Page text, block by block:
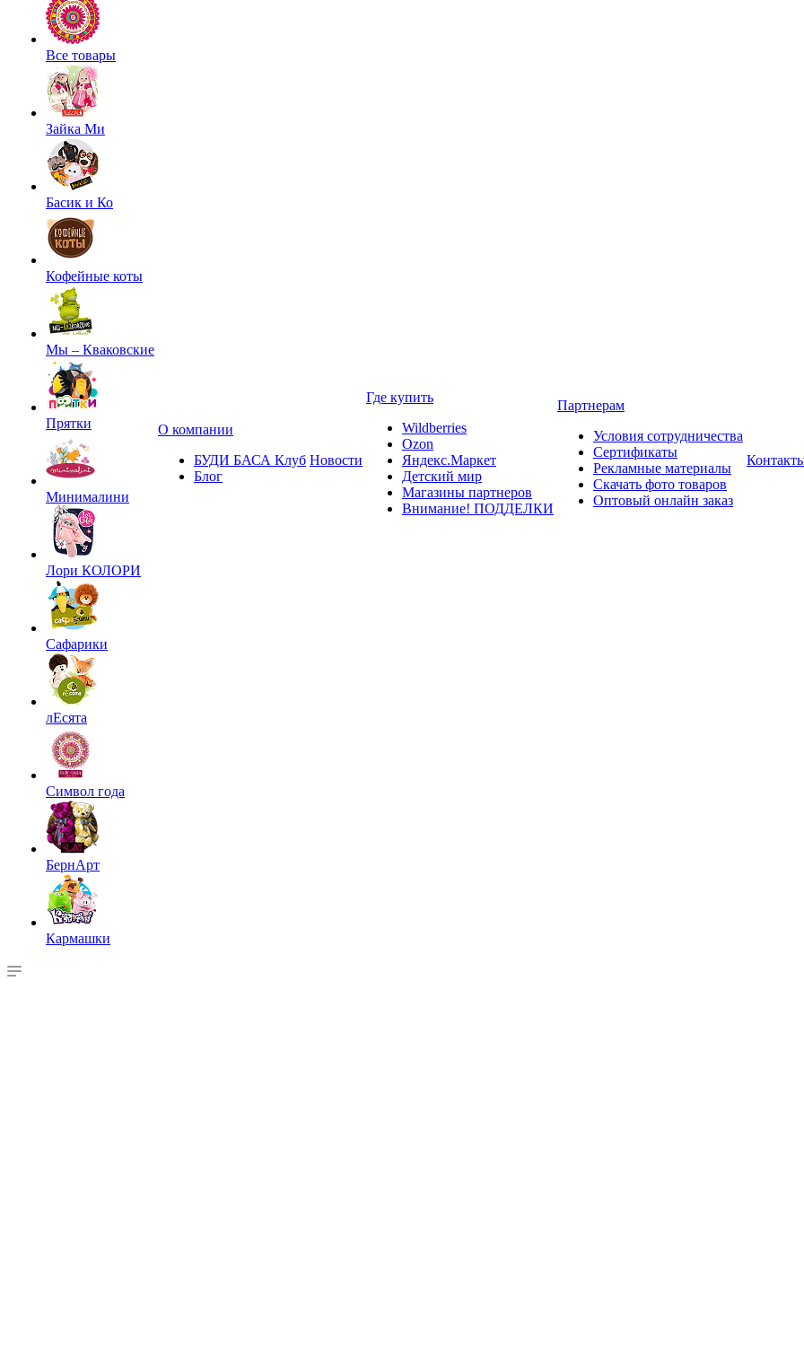
Все товары
Зайка Ми
Басик и Ко
Кофейные коты
Мы – Кваковские
Прятки
Минималини
Лори КОЛОРИ
Сафарики
лЕсята
Символ года
БернАрт
Кармашки
О компании
БУДИ БАСА Клуб
Блог
Новости
Где купить
Wildberries
Ozon
Яндекс.Маркет
Детский мир
Магазины партнеров
Внимание! ПОДДЕЛКИ
Партнерам
Условия сотрудничества
Сертификаты
Рекламные материалы
Скачать фото товаров
Оптовый онлайн заказ